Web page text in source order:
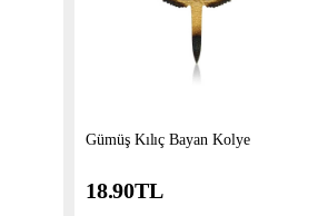
Gümüş Kılıç Bayan Kolye
18.90TL